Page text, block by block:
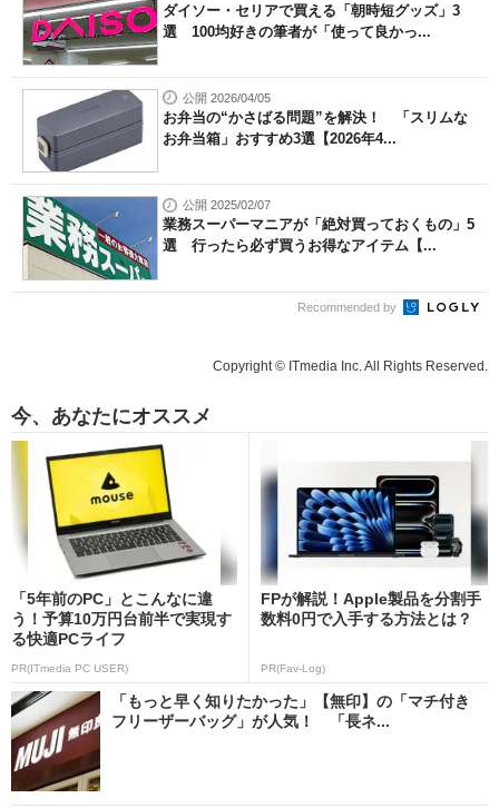
ダイソー・セリアで買える「朝時短グッズ」3
選 100均好きの筆者が「使って良かっ...
公開 2026/04/05
お弁当の“かさばる問題”を解決！ 「スリムな
お弁当箱」おすすめ3選【2026年4...
公開 2025/02/07
業務スーパーマニアが「絶対買っておくもの」5
選 行ったら必ず買うお得なアイテム【...
Recommended by
Copyright © ITmedia Inc. All Rights Reserved.
今、あなたにオススメ
「5年前のPC」とこんなに違
う！予算10万円台前半で実現す
る快適PCライフ
PR(ITmedia PC USER)
FPが解説！Apple製品を分割手
数料0円で入手する方法とは？
PR(Fav-Log)
「もっと早く知りたかった」【無印】の「マチ付き
フリーザーバッグ」が人気！ 「長ネ...